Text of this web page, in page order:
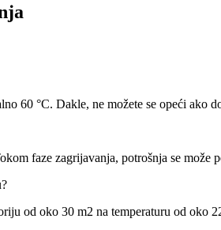
60 °C. Dakle, ne možete se opeći ako
faze zagrijavanja, potrošnja se može
od oko 30 m2 na temperaturu od oko